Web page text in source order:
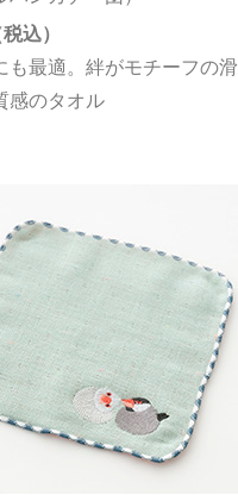
も最適。絆がモチーフの滑
感のタオル